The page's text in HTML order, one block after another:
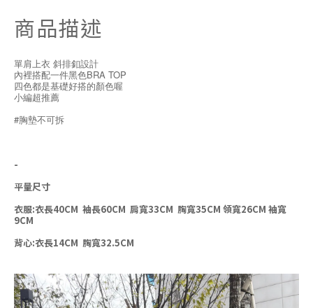
商品描述
單肩上衣 斜排釦設計
內裡搭配一件黑色BRA TOP
四色都是基礎好搭的顏色喔
小編超推薦
#胸墊不可拆
-
平量尺寸
衣服:衣長40CM 袖長60CM 肩寬33CM 胸寬35CM 領寬26CM 袖寬
9CM
背心:衣長14CM 胸寬32.5CM